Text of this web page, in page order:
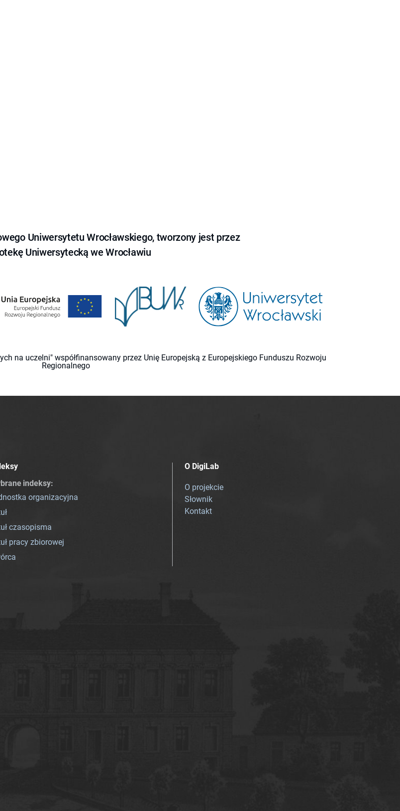
Uniwersytetu Wrocławskiego, tworzony jest przez
Uniwersytecką we Wrocławiu
na uczelni" współfinansowany przez Unię Europejską z Europejskiego Funduszu Rozwoju
Regionalnego
indeksy:
organizacyjna
czasopisma
pracy zbiorowej
O DigiLab
O projekcie
Słownik
Kontakt